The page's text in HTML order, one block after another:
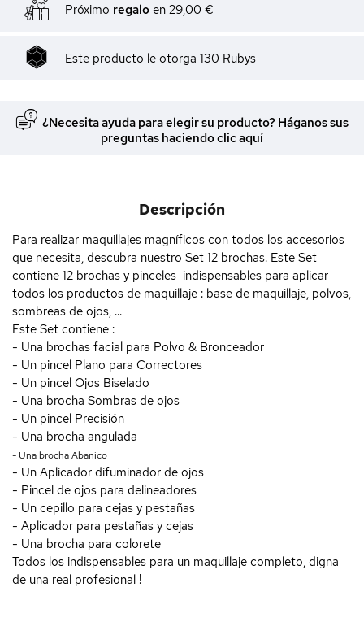
Próximo regalo en 29,00 €
Este producto le otorga 130 Rubys
¿Necesita ayuda para elegir su producto? Háganos sus
preguntas haciendo clic aquí
Descripción
Para realizar maquillajes magníficos con todos los accesorios
que necesita, descubra nuestro Set 12 brochas. Este Set
contiene 12 brochas y pinceles indispensables para aplicar
todos los productos de maquillaje : base de maquillaje, polvos,
sombreas de ojos, ...
Este Set contiene :
- Una brochas facial para Polvo & Bronceador
- Un pincel Plano para Correctores
- Un pincel Ojos Biselado
- Una brocha Sombras de ojos
- Un pincel Precisión
- Una brocha angulada
- Una brocha Abanico
- Un Aplicador difuminador de ojos
- Pincel de ojos para delineadores
- Un cepillo para cejas y pestañas
- Aplicador para pestañas y cejas
- Una brocha para colorete
Todos los indispensables para un maquillaje completo, digna
de una real profesional !